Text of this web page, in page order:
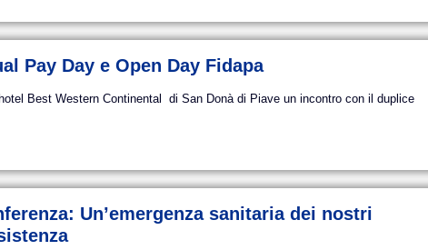
Pay Day e Open Day Fidapa
Best Western Continental di San Donà di Piave un incontro con il duplice
Un’emergenza sanitaria dei nostri